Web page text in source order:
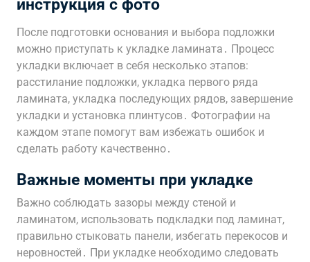
инструкция с фото
После подготовки основания и выбора подложки
можно приступать к укладке ламината․ Процесс
укладки включает в себя несколько этапов:
расстилание подложки, укладка первого ряда
ламината, укладка последующих рядов, завершение
укладки и установка плинтусов․ Фотографии на
каждом этапе помогут вам избежать ошибок и
сделать работу качественно․
Важные моменты при укладке
Важно соблюдать зазоры между стеной и
ламинатом, использовать подкладки под ламинат,
правильно стыковать панели, избегать перекосов и
неровностей․ При укладке необходимо следовать